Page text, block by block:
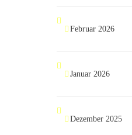
Februar 2026
Januar 2026
Dezember 2025